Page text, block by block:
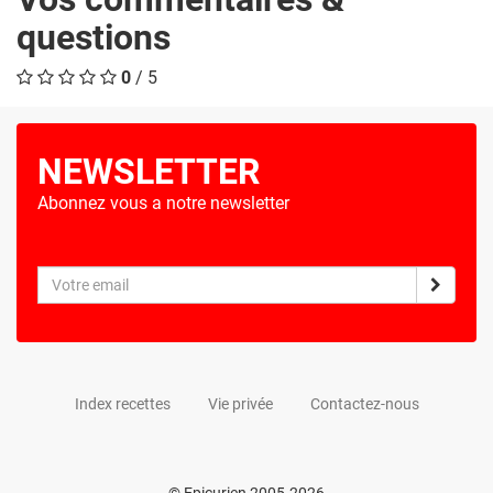
questions
0 / 5
NEWSLETTER
Abonnez vous a notre newsletter
Index recettes Vie privée Contactez-nous